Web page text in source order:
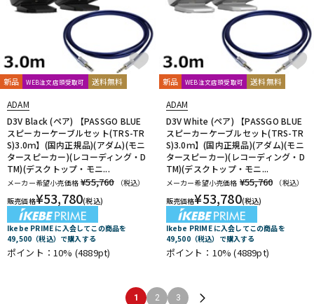
新品 WEB注文店頭受取可 送料無料
ADAM
D3V Black (ペア) 【PASSGO BLUE
スピーカーケーブルセット(TRS-TR
S)3.0ｍ】(国内正規品)(アダム)(モニ
タースピーカー)(レコーディング・D
TM)(デスクトップ・モニ...
メーカー希望小売価格 ¥55,760
（税込）
販売価格¥53,780(税込)
Ikebe PRIME に入会してこの商品を
49,500（税込）で購入する
ポイント：10% (4889pt)
新品 WEB注文店頭受取可 送料無料
ADAM
D3V White (ペア) 【PASSGO BLUE
スピーカーケーブルセット(TRS-TR
S)3.0ｍ】(国内正規品)(アダム)(モニ
タースピーカー)(レコーディング・D
TM)(デスクトップ・モニ...
メーカー希望小売価格 ¥55,760
（税込）
販売価格¥53,780(税込)
Ikebe PRIME に入会してこの商品を
49,500（税込）で購入する
ポイント：10%(4889pt)
1 2 3